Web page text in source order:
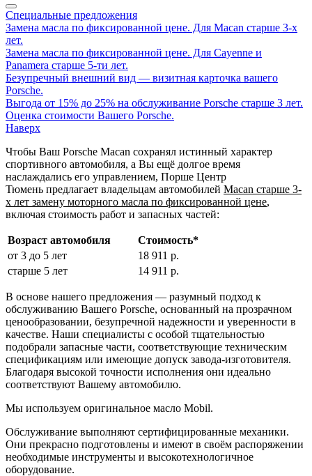
Специальные предложения
Замена масла по фиксированной цене. Для Macan старше 3-х
лет.
Замена масла по фиксированной цене. Для Cayenne и
Panamera старше 5-ти лет.
Безупречный внешний вид — визитная карточка вашего
Porsche.
Выгода от 15% до 25% на обслуживание Porsche старше 3 лет.
Оценка стоимости Вашего Porsche.
Наверх
Чтобы Ваш Porsche Macan сохранял истинный характер
спортивного автомобиля, а Вы ещё долгое время
наслаждались его управлением, Порше Центр
Тюмень предлагает владельцам автомобилей Macan старше 3-
х лет замену моторного масла по фиксированной цене,
включая стоимость работ и запасных частей:
Возраст автомобиля
Стоимость*
от 3 до 5 лет
18 911 р.
старше 5 лет
14 911 р.
В основе нашего предложения — разумный подход к
обслуживанию Вашего Porsche, основанный на прозрачном
ценообразовании, безупречной надежности и уверенности в
качестве. Наши специалисты с особой тщательностью
подобрали запасные части, соответствующие техническим
спецификациям или имеющие допуск завода-изготовителя.
Благодаря высокой точности исполнения они идеально
соответствуют Вашему автомобилю.
Мы используем оригинальное масло Mobil.
Обслуживание выполняют сертифицированные механики.
Они прекрасно подготовлены и имеют в своём распоряжении
необходимые инструменты и высокотехнологичное
оборудование.